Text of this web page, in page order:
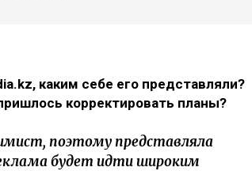
каким себе его представляли?
корректировать планы?
поэтому представляла
будет идти широким